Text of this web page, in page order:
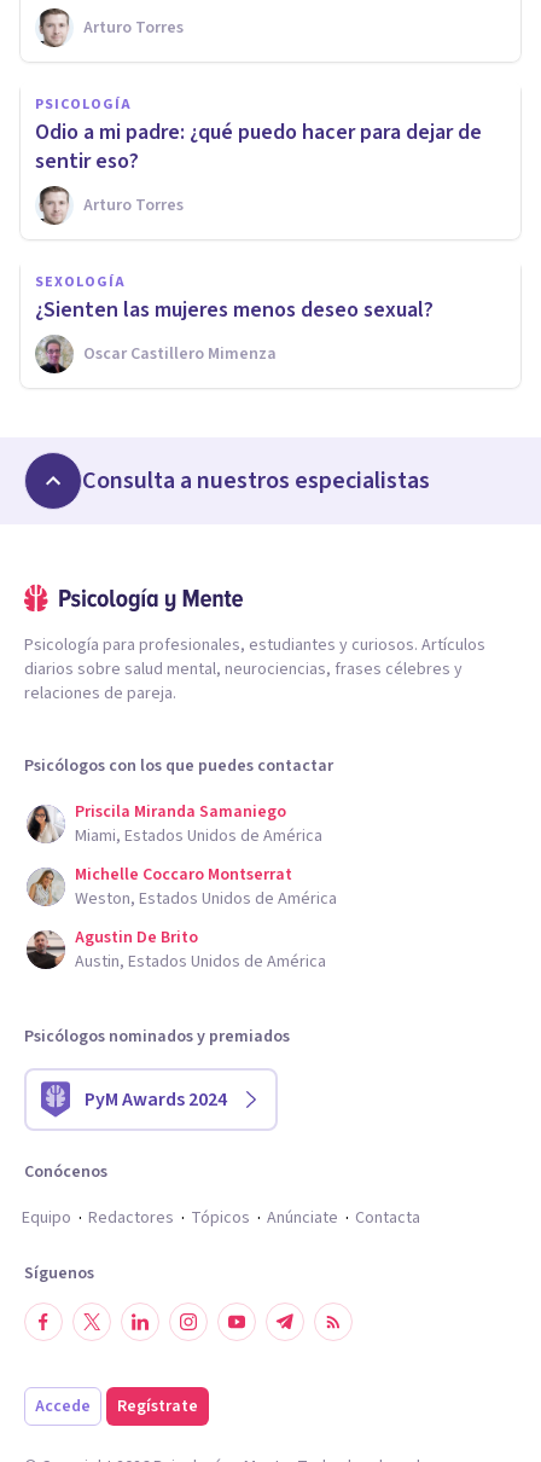
Arturo Torres
PSICOLOGÍA
​Odio a mi padre: ¿qué puedo hacer para dejar de
sentir eso?
Arturo Torres
SEXOLOGÍA
​¿Sienten las mujeres menos deseo sexual?
Oscar Castillero Mimenza
Consulta a nuestros especialistas
Psicología para profesionales, estudiantes y curiosos. Artículos
diarios sobre salud mental, neurociencias, frases célebres y
relaciones de pareja.
Psicólogos con los que puedes contactar
Priscila Miranda Samaniego
Miami, Estados Unidos de América
Michelle Coccaro Montserrat
Weston, Estados Unidos de América
Agustin De Brito
Austin, Estados Unidos de América
Psicólogos nominados y premiados
PyM Awards 2024
Conócenos
Equipo
Redactores Tópicos Anúnciate Contacta
Síguenos
Accede Regístrate